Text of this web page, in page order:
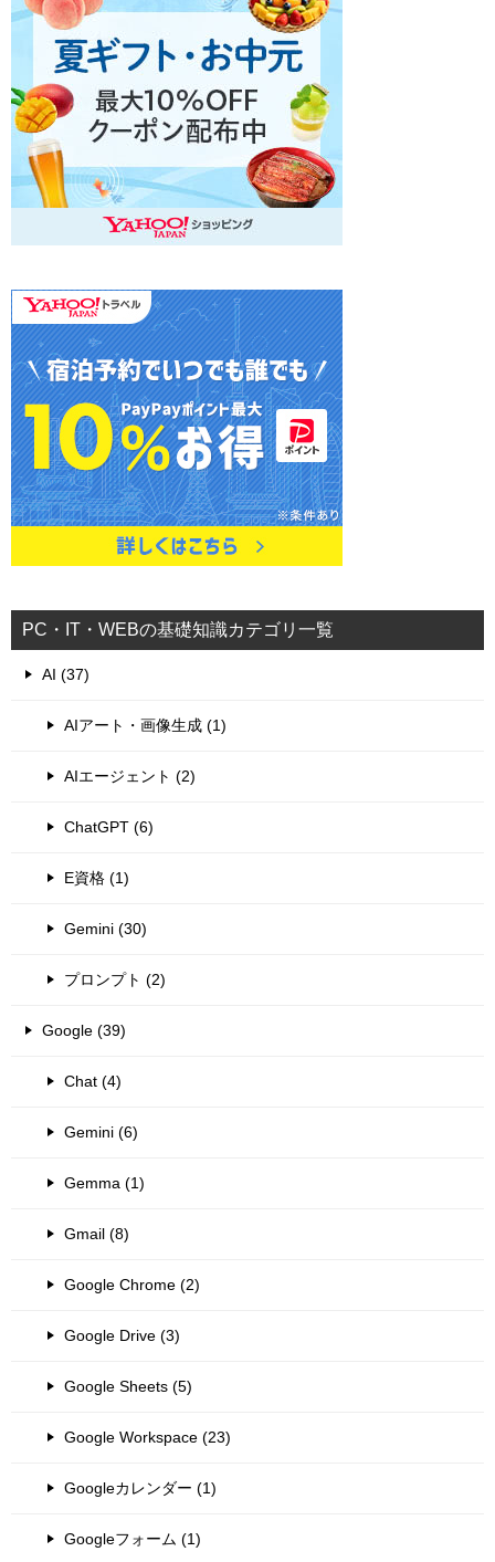
PC・IT・WEBの基礎知識カテゴリ一覧
AI (37)
AIアート・画像生成 (1)
AIエージェント (2)
ChatGPT (6)
E資格 (1)
Gemini (30)
プロンプト (2)
Google (39)
Chat (4)
Gemini (6)
Gemma (1)
Gmail (8)
Google Chrome (2)
Google Drive (3)
Google Sheets (5)
Google Workspace (23)
Googleカレンダー (1)
Googleフォーム (1)